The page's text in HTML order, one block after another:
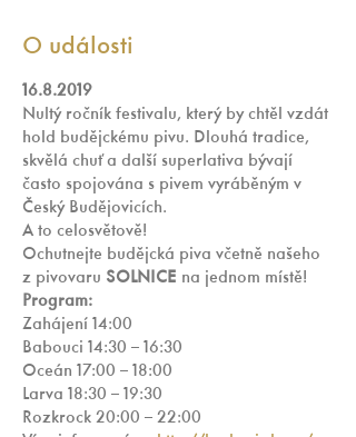
O události
16.8.2019
Nultý ročník festivalu, který by chtěl vzdát
hold budějckému pivu. Dlouhá tradice,
skvělá chuť a další superlativa bývají
často spojována s pivem vyráběným v
Český Budějovicích.
A to celosvětově!
Ochutnejte budějcká piva včetně našeho
z pivovaru SOLNICE na jednom místě!
Program:
Zahájení 14:00
Babouci 14:30 – 16:30
Oceán 17:00 – 18:00
Larva 18:30 – 19:30
Rozkrock 20:00 – 22:00